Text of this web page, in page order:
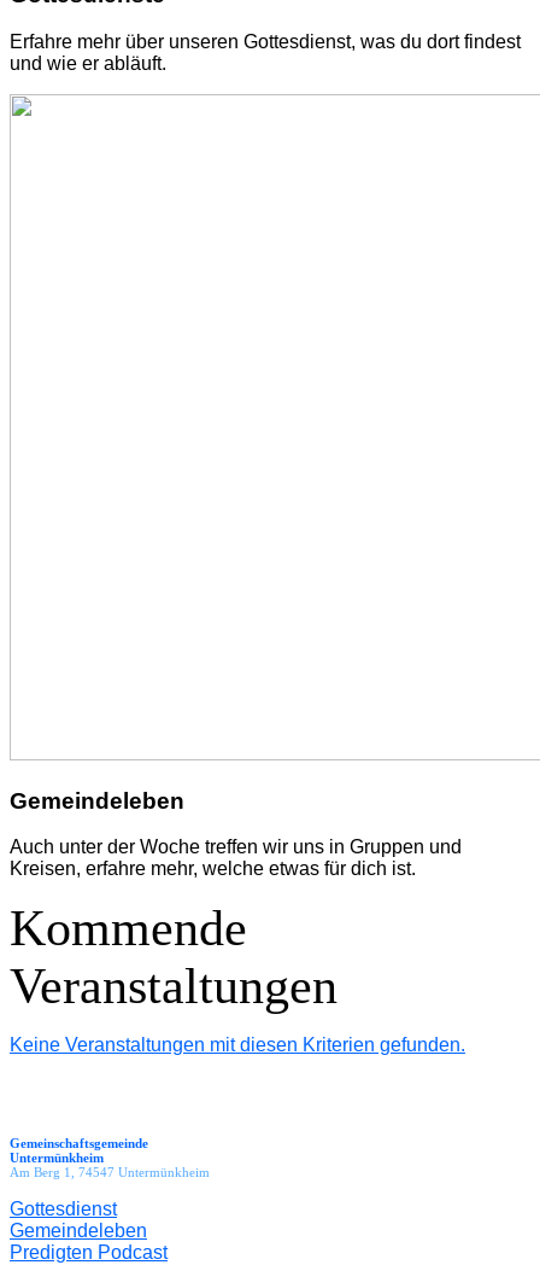
Erfahre mehr über unseren Gottesdienst, was du dort findest
und wie er abläuft.
Gemeindeleben
Auch unter der Woche treffen wir uns in Gruppen und
Kreisen, erfahre mehr, welche etwas für dich ist.
Kommende
Veranstaltungen
Keine Veranstaltungen mit diesen Kriterien gefunden.
Gemeinschaftsgemeinde
Untermünkheim
Am Berg 1, 74547 Untermünkheim
Gottesdienst
Gemeindeleben
Predigten Podcast